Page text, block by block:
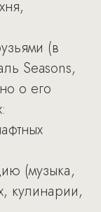
(в
Seasons,
о его
(музыка,
кулинарии,